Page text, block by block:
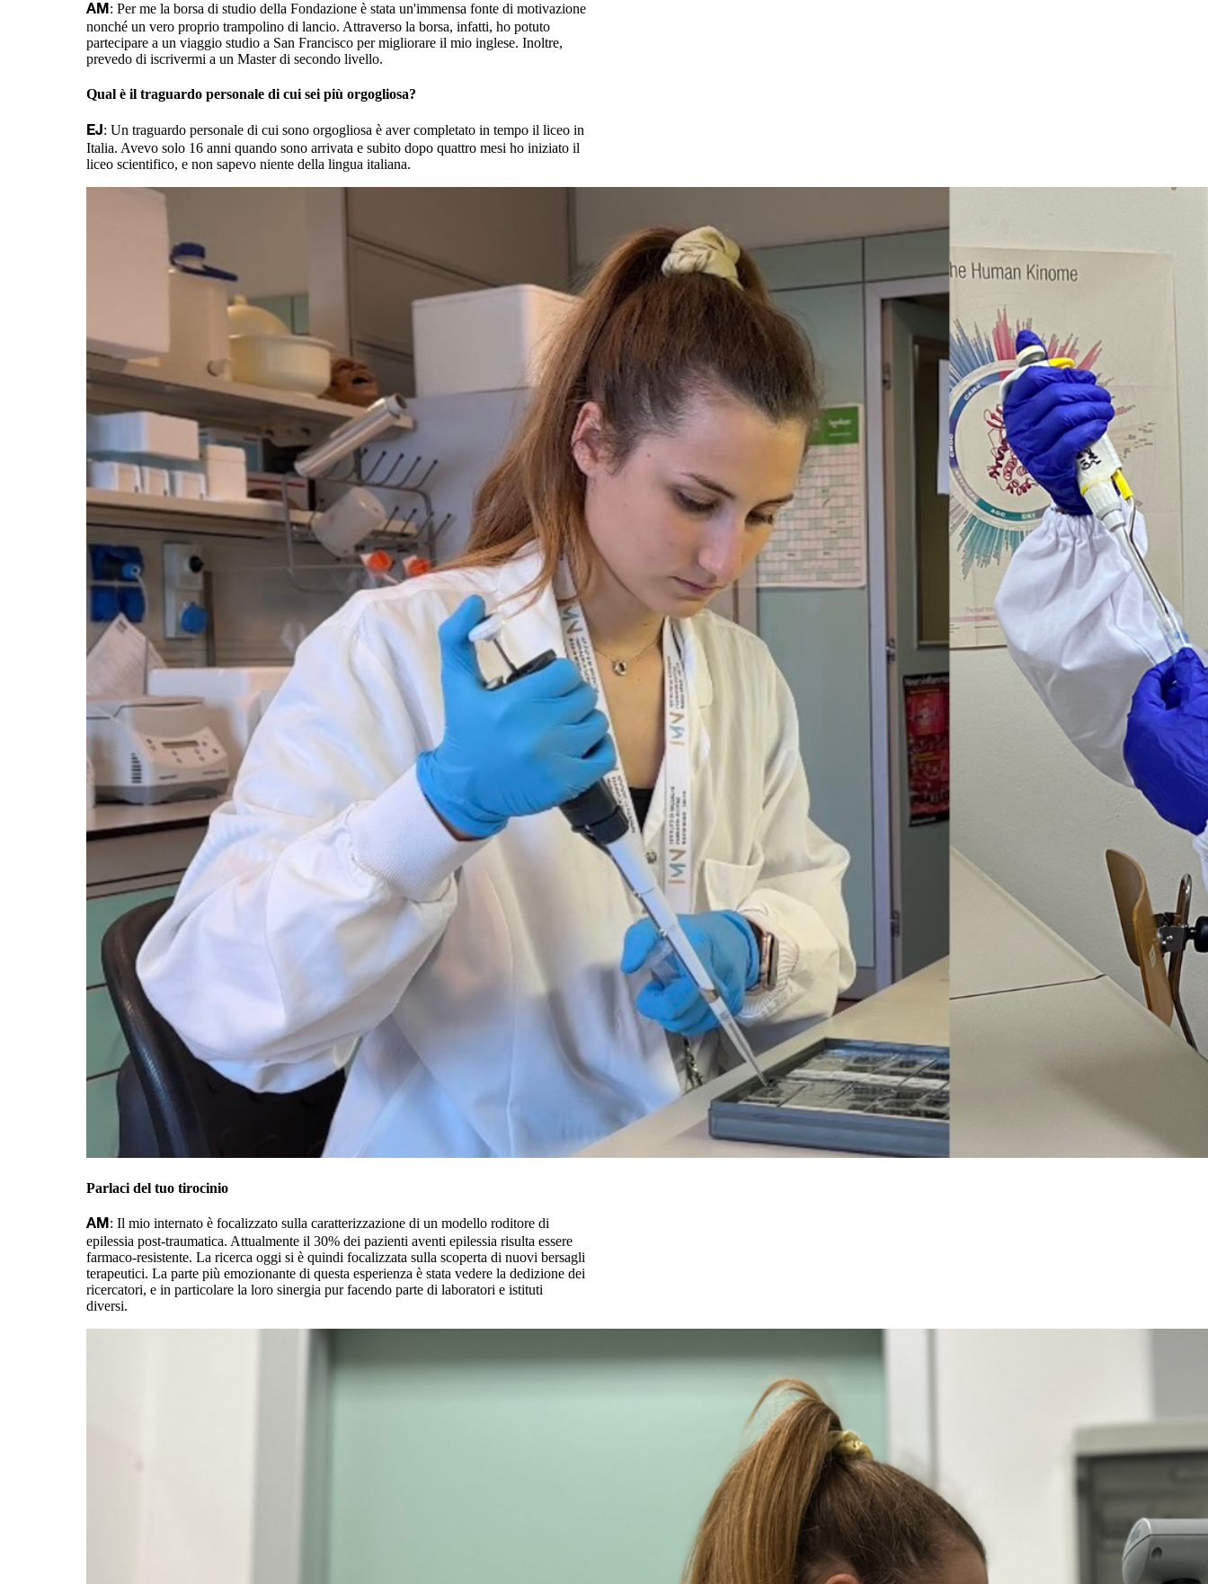
AM: Per me la borsa di studio della Fondazione è stata un'immensa fonte di motivazione
nonché un vero proprio trampolino di lancio. Attraverso la borsa, infatti, ho potuto
partecipare a un viaggio studio a San Francisco per migliorare il mio inglese. Inoltre,
prevedo di iscrivermi a un Master di secondo livello.
Qual è il traguardo personale di cui sei più orgogliosa?
EJ: Un traguardo personale di cui sono orgogliosa è aver completato in tempo il liceo in
Italia. Avevo solo 16 anni quando sono arrivata e subito dopo quattro mesi ho iniziato il
liceo scientifico, e non sapevo niente della lingua italiana.
Parlaci del tuo tirocinio
AM: Il mio internato è focalizzato sulla caratterizzazione di un modello roditore di
epilessia post-traumatica. Attualmente il 30% dei pazienti aventi epilessia risulta essere
farmaco-resistente. La ricerca oggi si è quindi focalizzata sulla scoperta di nuovi bersagli
terapeutici. La parte più emozionante di questa esperienza è stata vedere la dedizione dei
ricercatori, e in particolare la loro sinergia pur facendo parte di laboratori e istituti
diversi.